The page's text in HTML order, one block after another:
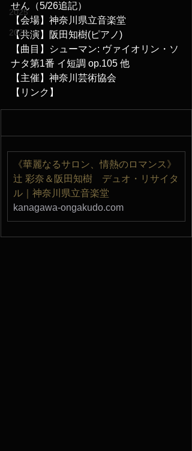
2025
2026
せん（5/26追記）
【会場】神奈川県立音楽堂
【共演】阪田知樹(ピアノ)
【曲目】シューマン: ヴァイオリン・ソ
ナタ第1番 イ短調 op.105 他
【主催】神奈川芸術協会
【リンク】
《華麗なるサロン、情熱のロマンス》
辻 彩奈＆阪田知樹　デュオ・リサイタ
ル｜神奈川県立音楽堂
kanagawa-ongakudo.com